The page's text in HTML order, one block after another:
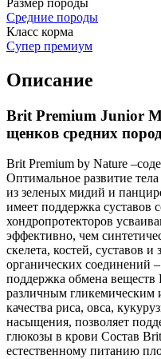
Размер породы
Средние породы
Класс корма
Супер премиум
Описание
Brit Premium Junior
щенков средних пород
Brit Premium by Nature
Оптимальное развитие
из зеленых мидий и
имеет поддержка суставов
хондропротекторов
эффективно, чем
скелета, костей, суставов
органических соединений
поддержка обмена веществ
различным гликемическим
качества риса, овса,
насыщения, позволяет
глюкозы в крови Состав
естественному питанию